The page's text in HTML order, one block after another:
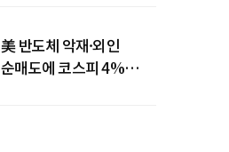
美 반도체 악재·외인
순매도에 코스피 4%